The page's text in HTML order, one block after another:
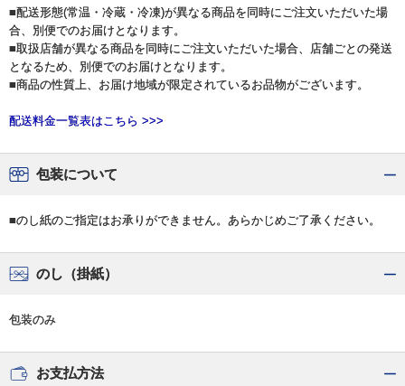
■配送形態(常温・冷蔵・冷凍)が異なる商品を同時にご注文いただいた場
合、別便でのお届けとなります。
■取扱店舗が異なる商品を同時にご注文いただいた場合、店舗ごとの発送
となるため、別便でのお届けとなります。
■商品の性質上、お届け地域が限定されているお品物がございます。
配送料金一覧表はこちら >>>
包装について
■のし紙のご指定はお承りができません。あらかじめご了承ください。
のし（掛紙）
包装のみ
お支払方法